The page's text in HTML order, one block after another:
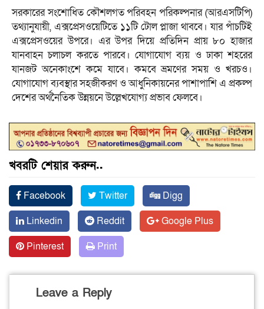
সরকারের সংশোধিত কৌশলগত পরিবহন পরিকল্পনার (আরএসটিপি)
তথ্যানুযায়ী, এক্সপ্রেসওয়েটিতে ১১টি টোল প্লাজা থাববে। যার পাঁচটিই
এক্সপ্রেসওয়ের উপরে। এর উপর দিয়ে প্রতিদিন প্রায় ৮০ হাজার
যানবাহন চলাচল করতে পারবে। যোগাযোগ ব্যয় ও ঢাকা শহরের
যানজট অনেকাংশে কমে যাবে। কমবে ভ্রমণের সময় ও খরচও।
যোগাযোগ ব্যবস্থার সহজীকরণ ও আধুনিকায়নের পাশাপাশি এ প্রকল্প
দেশের অর্থনৈতিক উন্নয়নে উল্লে­খযোগ্য প্রভাব ফেলবে।
খবরটি শেয়ার করুন..
Facebook Twitter
Digg
Linkedin
Reddit
Google Plus
Pinterest
Print
Leave a Reply